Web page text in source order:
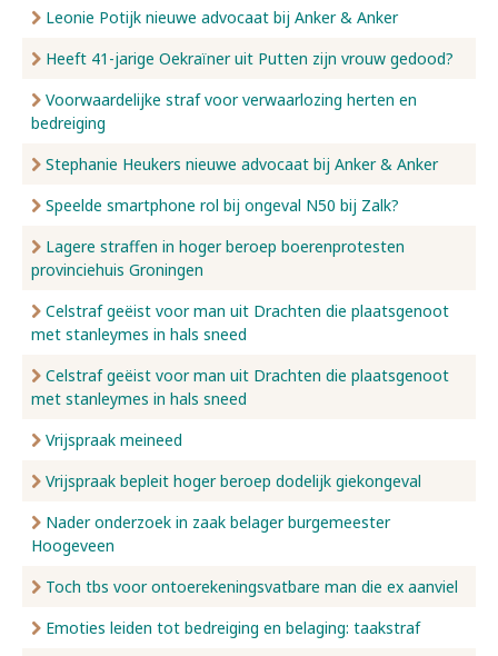
Leonie Potijk nieuwe advocaat bij Anker & Anker
Heeft 41-jarige Oekraïner uit Putten zijn vrouw gedood?
Voorwaardelijke straf voor verwaarlozing herten en
bedreiging
Stephanie Heukers nieuwe advocaat bij Anker & Anker
Speelde smartphone rol bij ongeval N50 bij Zalk?
Lagere straffen in hoger beroep boerenprotesten
provinciehuis Groningen
Celstraf geëist voor man uit Drachten die plaatsgenoot
met stanleymes in hals sneed
Celstraf geëist voor man uit Drachten die plaatsgenoot
met stanleymes in hals sneed
Vrijspraak meineed
Vrijspraak bepleit hoger beroep dodelijk giekongeval
Nader onderzoek in zaak belager burgemeester
Hoogeveen
Toch tbs voor ontoerekeningsvatbare man die ex aanviel
Emoties leiden tot bedreiging en belaging: taakstraf